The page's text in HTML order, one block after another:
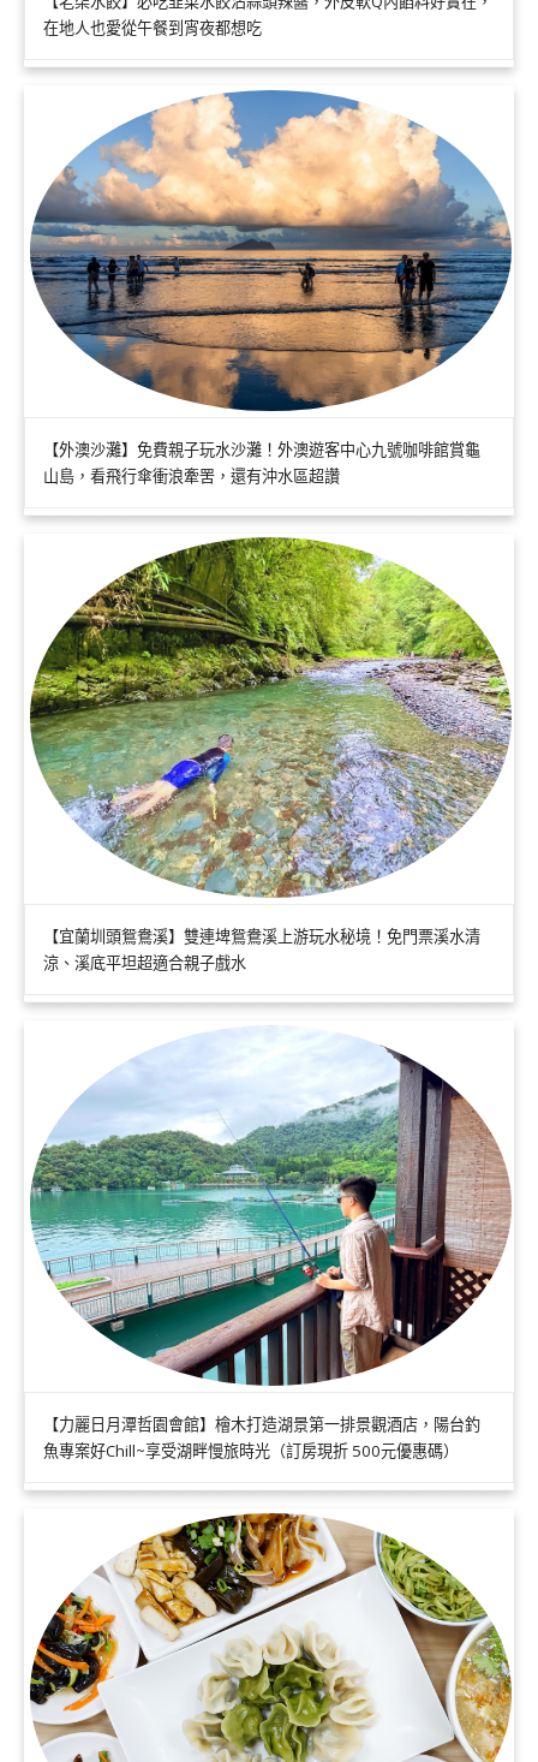
在地人也愛從午餐到宵夜都想吃
【外澳沙灘】免費親子玩水沙灘！外澳遊客中心九號咖啡館賞龜
山島，看飛行傘衝浪牽罟，還有沖水區超讚
【宜蘭圳頭鴛鴦溪】雙連埤鴛鴦溪上游玩水秘境！免門票溪水清
涼、溪底平坦超適合親子戲水
【力麗日月潭哲園會館】檜木打造湖景第一排景觀酒店，陽台釣
魚專案好Chill~享受湖畔慢旅時光（訂房現折 500元優惠碼）